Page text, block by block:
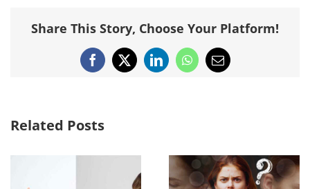
Share This Story, Choose Your Platform!
Facebook
X LinkedInWhatsApp
Email
Related Posts